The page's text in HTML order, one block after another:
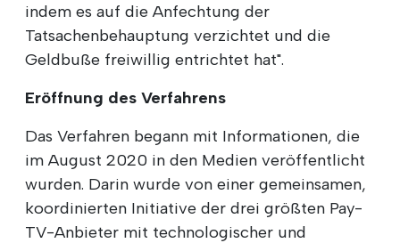
indem es auf die Anfechtung der
Tatsachenbehauptung verzichtet und die
Geldbuße freiwillig entrichtet hat".
Eröffnung des Verfahrens
Das Verfahren begann mit Informationen, die
im August 2020 in den Medien veröffentlicht
wurden. Darin wurde von einer gemeinsamen,
koordinierten Initiative der drei größten Pay-
TV-Anbieter mit technologischer und